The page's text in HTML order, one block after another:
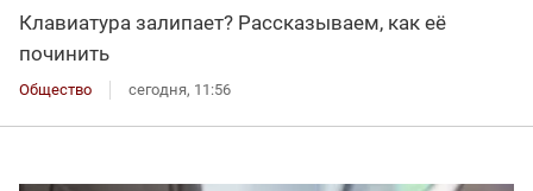
Клавиатура залипает? Рассказываем, как её
починить
Общество сегодня, 11:56